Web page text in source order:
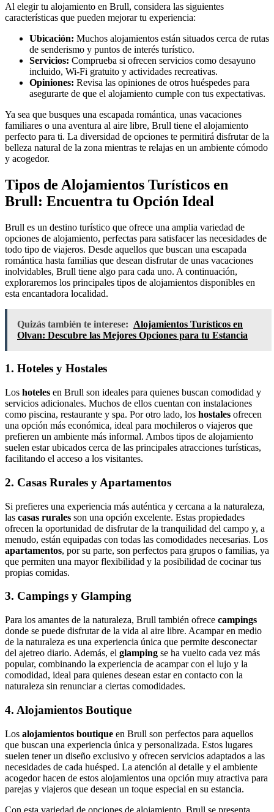
Al elegir tu alojamiento en Brull, considera las siguientes
características que pueden mejorar tu experiencia:
Ubicación: Muchos alojamientos están situados cerca de rutas
de senderismo y puntos de interés turístico.
Servicios: Comprueba si ofrecen servicios como desayuno
incluido, Wi-Fi gratuito y actividades recreativas.
Opiniones: Revisa las opiniones de otros huéspedes para
asegurarte de que el alojamiento cumple con tus expectativas.
Ya sea que busques una escapada romántica, unas vacaciones
familiares o una aventura al aire libre, Brull tiene el alojamiento
perfecto para ti. La diversidad de opciones te permitirá disfrutar de la
belleza natural de la zona mientras te relajas en un ambiente cómodo
y acogedor.
Tipos de Alojamientos Turísticos en
Brull: Encuentra tu Opción Ideal
Brull es un destino turístico que ofrece una amplia variedad de
opciones de alojamiento, perfectas para satisfacer las necesidades de
todo tipo de viajeros. Desde aquellos que buscan una escapada
romántica hasta familias que desean disfrutar de unas vacaciones
inolvidables, Brull tiene algo para cada uno. A continuación,
exploraremos los principales tipos de alojamientos disponibles en
esta encantadora localidad.
Quizás también te interese: Alojamientos Turísticos en
Olvan: Descubre las Mejores Opciones para tu Estancia
1. Hoteles y Hostales
Los hoteles en Brull son ideales para quienes buscan comodidad y
servicios adicionales. Muchos de ellos cuentan con instalaciones
como piscina, restaurante y spa. Por otro lado, los hostales ofrecen
una opción más económica, ideal para mochileros o viajeros que
prefieren un ambiente más informal. Ambos tipos de alojamiento
suelen estar ubicados cerca de las principales atracciones turísticas,
facilitando el acceso a los visitantes.
2. Casas Rurales y Apartamentos
Si prefieres una experiencia más auténtica y cercana a la naturaleza,
las casas rurales son una opción excelente. Estas propiedades
ofrecen la oportunidad de disfrutar de la tranquilidad del campo y, a
menudo, están equipadas con todas las comodidades necesarias. Los
apartamentos, por su parte, son perfectos para grupos o familias, ya
que permiten una mayor flexibilidad y la posibilidad de cocinar tus
propias comidas.
3. Campings y Glamping
Para los amantes de la naturaleza, Brull también ofrece campings
donde se puede disfrutar de la vida al aire libre. Acampar en medio
de la naturaleza es una experiencia única que permite desconectar
del ajetreo diario. Además, el glamping se ha vuelto cada vez más
popular, combinando la experiencia de acampar con el lujo y la
comodidad, ideal para quienes desean estar en contacto con la
naturaleza sin renunciar a ciertas comodidades.
4. Alojamientos Boutique
Los alojamientos boutique en Brull son perfectos para aquellos
que buscan una experiencia única y personalizada. Estos lugares
suelen tener un diseño exclusivo y ofrecen servicios adaptados a las
necesidades de cada huésped. La atención al detalle y el ambiente
acogedor hacen de estos alojamientos una opción muy atractiva para
parejas y viajeros que desean un toque especial en su estancia.
Con esta variedad de opciones de alojamiento, Brull se presenta